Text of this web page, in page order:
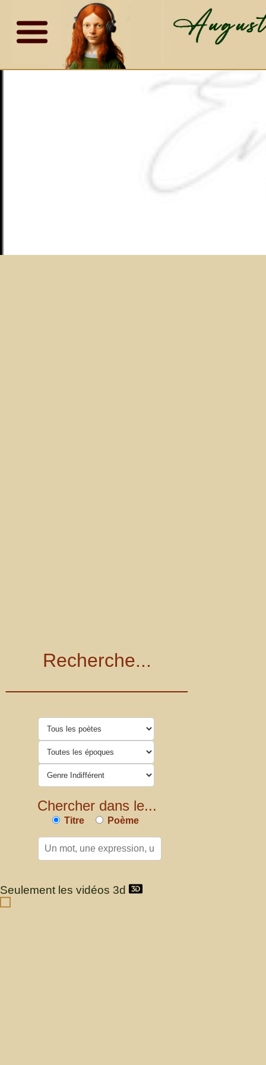
Recherche...
Chercher dans le...
Titre Poème
Seulement les vidéos 3d